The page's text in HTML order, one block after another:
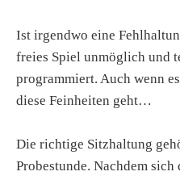
Ist irgendwo eine
freies Spiel unmöglich und
programmiert. Auch wenn
diese Feinheiten geht…
Die richtige Sitzhaltung
Probestunde. Nachdem